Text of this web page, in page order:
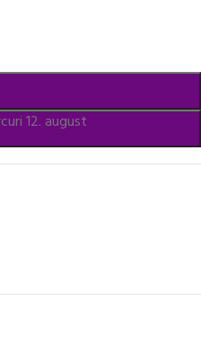
12. august